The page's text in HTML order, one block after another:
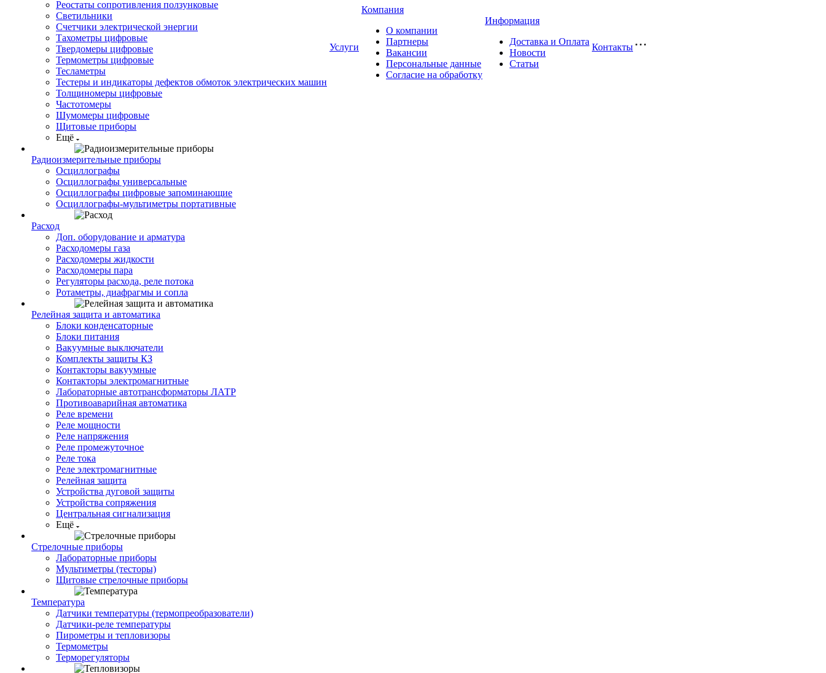
Реостаты сопротивления ползунковые
Светильники
Счетчики электрической энергии
Тахометры цифровые
Твердомеры цифровые
Термометры цифровые
Тесламетры
Тестеры и индикаторы дефектов обмоток электрических машин
Толщиномеры цифровые
Частотомеры
Шумомеры цифровые
Щитовые приборы
Ещё
Радиоизмерительные приборы
Осциллографы
Осциллографы универсальные
Осциллографы цифровые запоминающие
Осциллографы-мультиметры портативные
Расход
Доп. оборудование и арматура
Расходомеры газа
Расходомеры жидкости
Расходомеры пара
Регуляторы расхода, реле потока
Ротаметры, диафрагмы и сопла
Релейная защита и автоматика
Блоки конденсаторные
Блоки питания
Вакуумные выключатели
Комплекты защиты КЗ
Контакторы вакуумные
Контакторы электромагнитные
Лабораторные автотрансформаторы ЛАТР
Противоаварийная автоматика
Реле времени
Реле мощности
Реле напряжения
Реле промежуточное
Реле тока
Реле электромагнитные
Релейная защита
Устройства дуговой защиты
Устройства сопряжения
Центральная сигнализация
Ещё
Стрелочные приборы
Лабораторные приборы
Мультиметры (тесторы)
Щитовые стрелочные приборы
Температура
Датчики температуры (термопреобразователи)
Датчики-реле температуры
Пирометры и тепловизоры
Термометры
Терморегуляторы
Услуги
Компания
О компании
Партнеры
Вакансии
Персональные данные
Согласие на обработку
Информация
Доставка и Оплата
Новости
Статьи
Контакты